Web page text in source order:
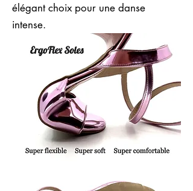
élégant choix pour une danse
intense.